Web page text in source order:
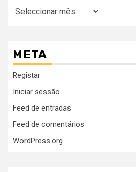
Arquivo
META
Registar
Iniciar sessão
Feed de entradas
Feed de comentários
WordPress.org